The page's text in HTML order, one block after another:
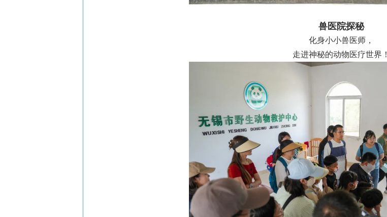
兽医院探秘
化身小小兽医师，
走进神秘的动物医疗世界！